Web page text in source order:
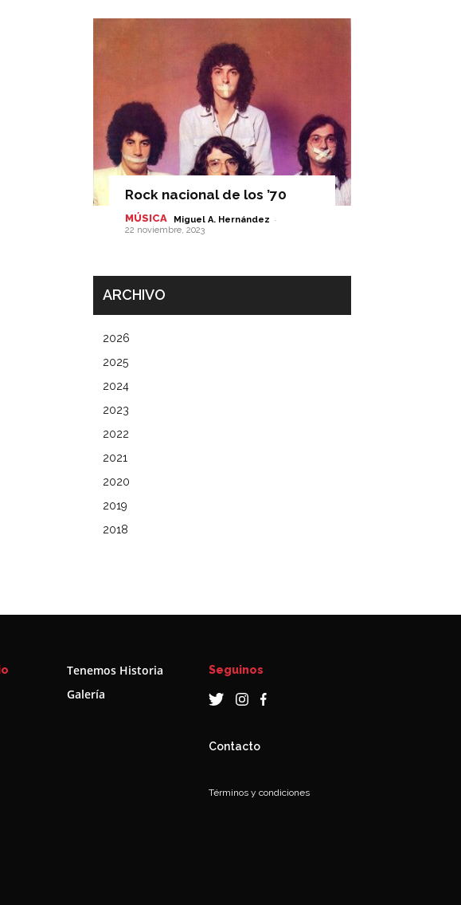
Rock nacional de los ’70
MÚSICA Miguel A. Hernández -
22 noviembre, 2023
ARCHIVO
2026
2025
2024
2023
2022
2021
2020
2019
2018
Tenemos Historia
Galería
Seguinos
Contacto
Términos y condiciones